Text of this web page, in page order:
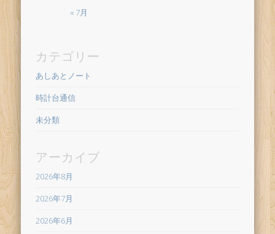
« 7月
カテゴリー
あしあとノート
時計台通信
未分類
アーカイブ
2026年8月
2026年7月
2026年6月